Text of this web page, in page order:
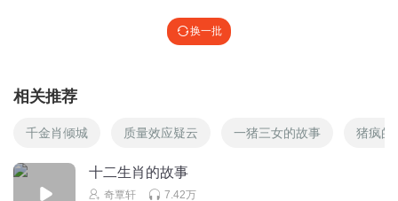
换一批
相关推荐
千金肖倾城 质量效应疑云 一猪三女的故事 猪疯的
十二生肖的故事
奇覃轩 7.42万